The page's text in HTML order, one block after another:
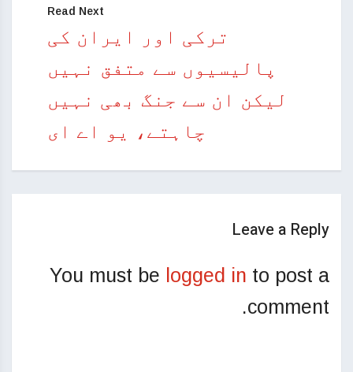
Read Next
ترکی اور ایران کی
پالیسیوں سے متفق نہیں
لیکن ان سے جنگ بھی نہیں
چاہتے، یو اے ای
Leave a Reply
You must be logged in to post a
comment.